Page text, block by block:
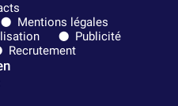
Mentions légales
Publicité
Recrutement